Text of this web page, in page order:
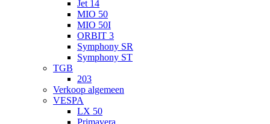
Jet 14
MIO 50
MIO 50I
ORBIT 3
Symphony SR
Symphony ST
TGB
203
Verkoop algemeen
VESPA
LX 50